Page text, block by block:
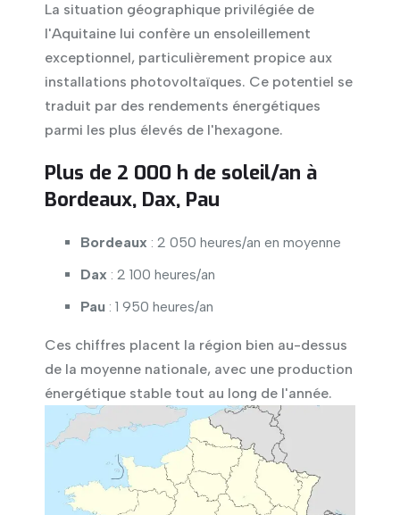
La situation géographique privilégiée de
l'Aquitaine lui confère un ensoleillement
exceptionnel, particulièrement propice aux
installations photovoltaïques. Ce potentiel se
traduit par des rendements énergétiques
parmi les plus élevés de l'hexagone.
Plus de 2 000 h de soleil/an à
Bordeaux, Dax, Pau
Bordeaux : 2 050 heures/an en moyenne
Dax : 2 100 heures/an
Pau : 1 950 heures/an
Ces chiffres placent la région bien au-dessus
de la moyenne nationale, avec une production
énergétique stable tout au long de l'année.